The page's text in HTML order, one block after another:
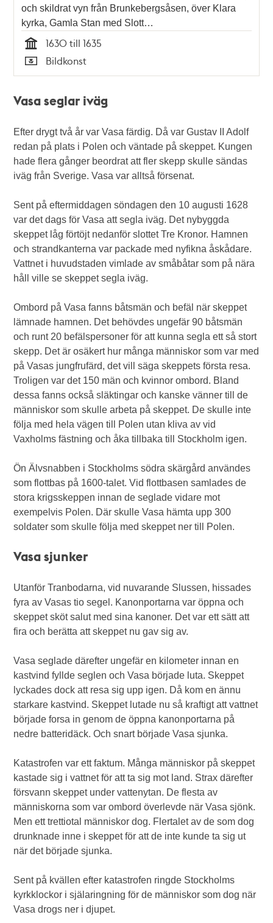
och skildrat vyn från Brunkebergsåsen, över Klara
kyrka, Gamla Stan med Slott…
Tid
1630 till 1635
Typ
Bildkonst
Vasa seglar iväg
Efter drygt två år var Vasa färdig. Då var Gustav II Adolf
redan på plats i Polen och väntade på skeppet. Kungen
hade flera gånger beordrat att fler skepp skulle sändas
iväg från Sverige. Vasa var alltså försenat.
Sent på eftermiddagen söndagen den 10 augusti 1628
var det dags för Vasa att segla iväg. Det nybyggda
skeppet låg förtöjt nedanför slottet Tre Kronor. Hamnen
och strandkanterna var packade med nyfikna åskådare.
Vattnet i huvudstaden vimlade av småbåtar som på nära
håll ville se skeppet segla iväg.
Ombord på Vasa fanns båtsmän och befäl när skeppet
lämnade hamnen. Det behövdes ungefär 90 båtsmän
och runt 20 befälspersoner för att kunna segla ett så stort
skepp. Det är osäkert hur många människor som var med
på Vasas jungfrufärd, det vill säga skeppets första resa.
Troligen var det 150 män och kvinnor ombord. Bland
dessa fanns också släktingar och kanske vänner till de
människor som skulle arbeta på skeppet. De skulle inte
följa med hela vägen till Polen utan kliva av vid
Vaxholms fästning och åka tillbaka till Stockholm igen.
Ön Älvsnabben i Stockholms södra skärgård användes
som flottbas på 1600-talet. Vid flottbasen samlades de
stora krigsskeppen innan de seglade vidare mot
exempelvis Polen. Där skulle Vasa hämta upp 300
soldater som skulle följa med skeppet ner till Polen.
Vasa sjunker
Utanför Tranbodarna, vid nuvarande Slussen, hissades
fyra av Vasas tio segel. Kanonportarna var öppna och
skeppet sköt salut med sina kanoner. Det var ett sätt att
fira och berätta att skeppet nu gav sig av.
Vasa seglade därefter ungefär en kilometer innan en
kastvind fyllde seglen och Vasa började luta. Skeppet
lyckades dock att resa sig upp igen. Då kom en ännu
starkare kastvind. Skeppet lutade nu så kraftigt att vattnet
började forsa in genom de öppna kanonportarna på
nedre batteridäck. Och snart började Vasa sjunka.
Katastrofen var ett faktum. Många människor på skeppet
kastade sig i vattnet för att ta sig mot land. Strax därefter
försvann skeppet under vattenytan. De flesta av
människorna som var ombord överlevde när Vasa sjönk.
Men ett trettiotal människor dog. Flertalet av de som dog
drunknade inne i skeppet för att de inte kunde ta sig ut
när det började sjunka.
Sent på kvällen efter katastrofen ringde Stockholms
kyrkklockor i själaringning för de människor som dog när
Vasa drogs ner i djupet.